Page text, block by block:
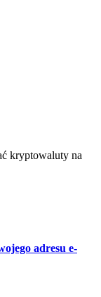
kopiowania
kryptowaluty na
adresu e-